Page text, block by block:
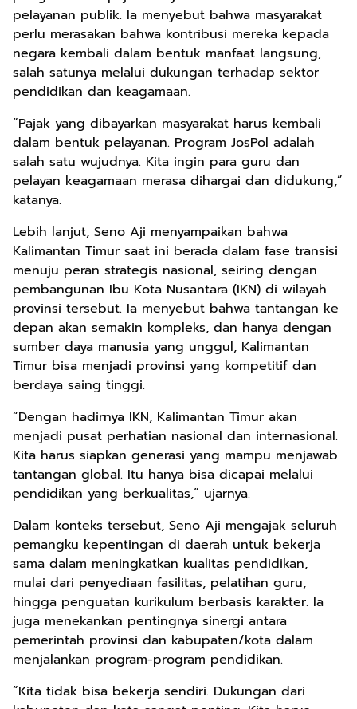
pelayanan publik. Ia menyebut bahwa masyarakat
perlu merasakan bahwa kontribusi mereka kepada
negara kembali dalam bentuk manfaat langsung,
salah satunya melalui dukungan terhadap sektor
pendidikan dan keagamaan.
“Pajak yang dibayarkan masyarakat harus kembali
dalam bentuk pelayanan. Program JosPol adalah
salah satu wujudnya. Kita ingin para guru dan
pelayan keagamaan merasa dihargai dan didukung,”
katanya.
Lebih lanjut, Seno Aji menyampaikan bahwa
Kalimantan Timur saat ini berada dalam fase transisi
menuju peran strategis nasional, seiring dengan
pembangunan Ibu Kota Nusantara (IKN) di wilayah
provinsi tersebut. Ia menyebut bahwa tantangan ke
depan akan semakin kompleks, dan hanya dengan
sumber daya manusia yang unggul, Kalimantan
Timur bisa menjadi provinsi yang kompetitif dan
berdaya saing tinggi.
“Dengan hadirnya IKN, Kalimantan Timur akan
menjadi pusat perhatian nasional dan internasional.
Kita harus siapkan generasi yang mampu menjawab
tantangan global. Itu hanya bisa dicapai melalui
pendidikan yang berkualitas,” ujarnya.
Dalam konteks tersebut, Seno Aji mengajak seluruh
pemangku kepentingan di daerah untuk bekerja
sama dalam meningkatkan kualitas pendidikan,
mulai dari penyediaan fasilitas, pelatihan guru,
hingga penguatan kurikulum berbasis karakter. Ia
juga menekankan pentingnya sinergi antara
pemerintah provinsi dan kabupaten/kota dalam
menjalankan program-program pendidikan.
“Kita tidak bisa bekerja sendiri. Dukungan dari